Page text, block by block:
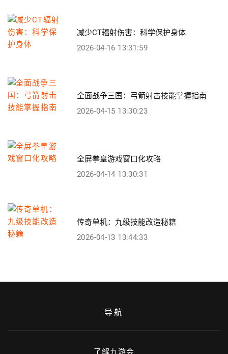
减少CT辐射伤害：科学保护身体
2026-04-16 13:31:59
全面战争三国：弓箭射击技能掌握指南
2026-04-15 13:30:23
全屏拳皇游戏窗口化攻略
2026-04-14 13:30:31
传奇单机：九级技能改造秘籍
2026-04-13 13:44:33
导航
了解九游会